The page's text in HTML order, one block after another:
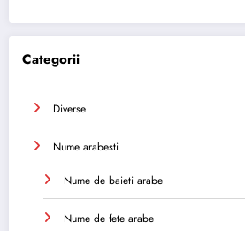
Categorii
Diverse
Nume arabesti
Nume de baieti arabe
Nume de fete arabe